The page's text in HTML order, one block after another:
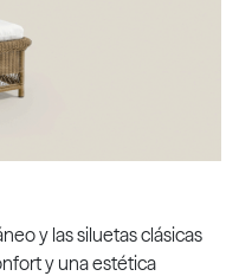
y las siluetas clásicas
y una estética